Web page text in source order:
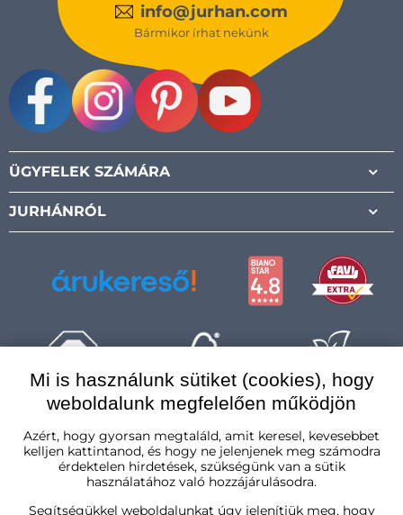
info@jurhan.com
Bármikor írhat nekünk
ÜGYFELEK SZÁMÁRA
JURHÁNRÓL
Mi is használunk sütiket (cookies), hogy
weboldalunk megfelelően működjön
Azért, hogy gyorsan megtaláld, amit keresel, kevesebbet
kelljen kattintanod, és hogy ne jelenjenek meg számodra
érdektelen hirdetések, szükségünk van a sütik
használatához való hozzájárulásodra.
Segítségükkel weboldalunkat úgy jelenítjük meg, hogy